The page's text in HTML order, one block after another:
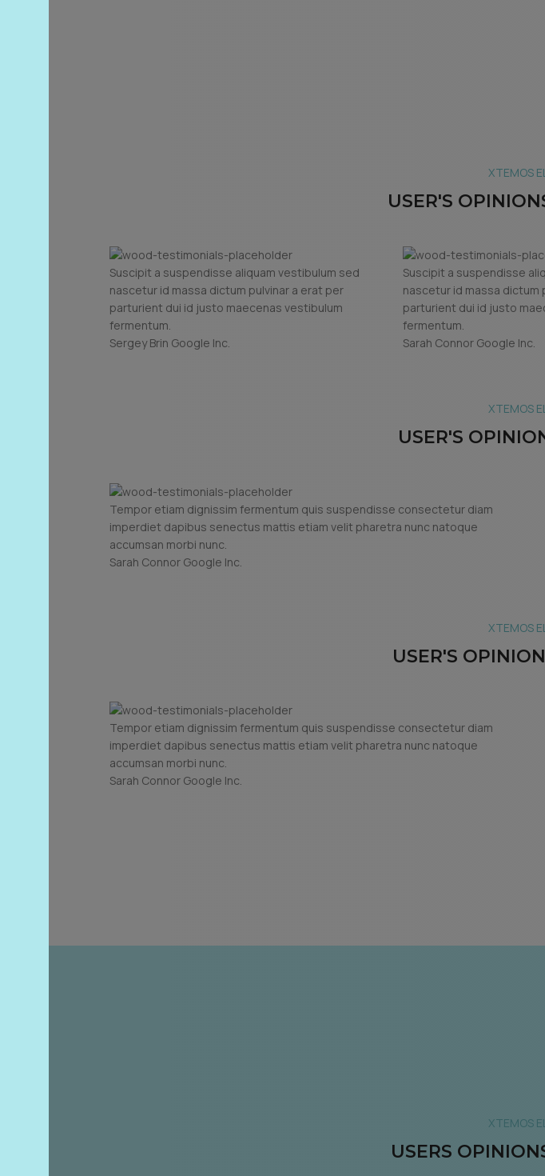
XTEMOS
USER'S
Suscipit a suspendisse aliquam vestibulum sed
nascetur id massa dictum pulvinar a erat per
parturient dui id justo maecenas vestibulum
fermentum.
Sergey Brin Google Inc.
Suscipit a suspendisse
nascetur id massa dictum
parturient dui id justo
fermentum.
Sarah Connor Google Inc.
XTEMOS
USER'S
Tempor etiam dignissim fermentum quis suspendisse consectetur diam
imperdiet dapibus senectus mattis etiam velit pharetra nunc natoque
accumsan morbi nunc.
Sarah Connor Google Inc.
XTEMOS
USER'S
Tempor etiam dignissim fermentum quis suspendisse consectetur diam
imperdiet dapibus senectus mattis etiam velit pharetra nunc natoque
accumsan morbi nunc.
Sarah Connor Google Inc.
XTEMOS
USERS